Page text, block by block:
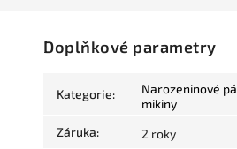
Doplňkové parametry
Kategorie:
Narozeninové
mikiny
Záruka: 2 roky